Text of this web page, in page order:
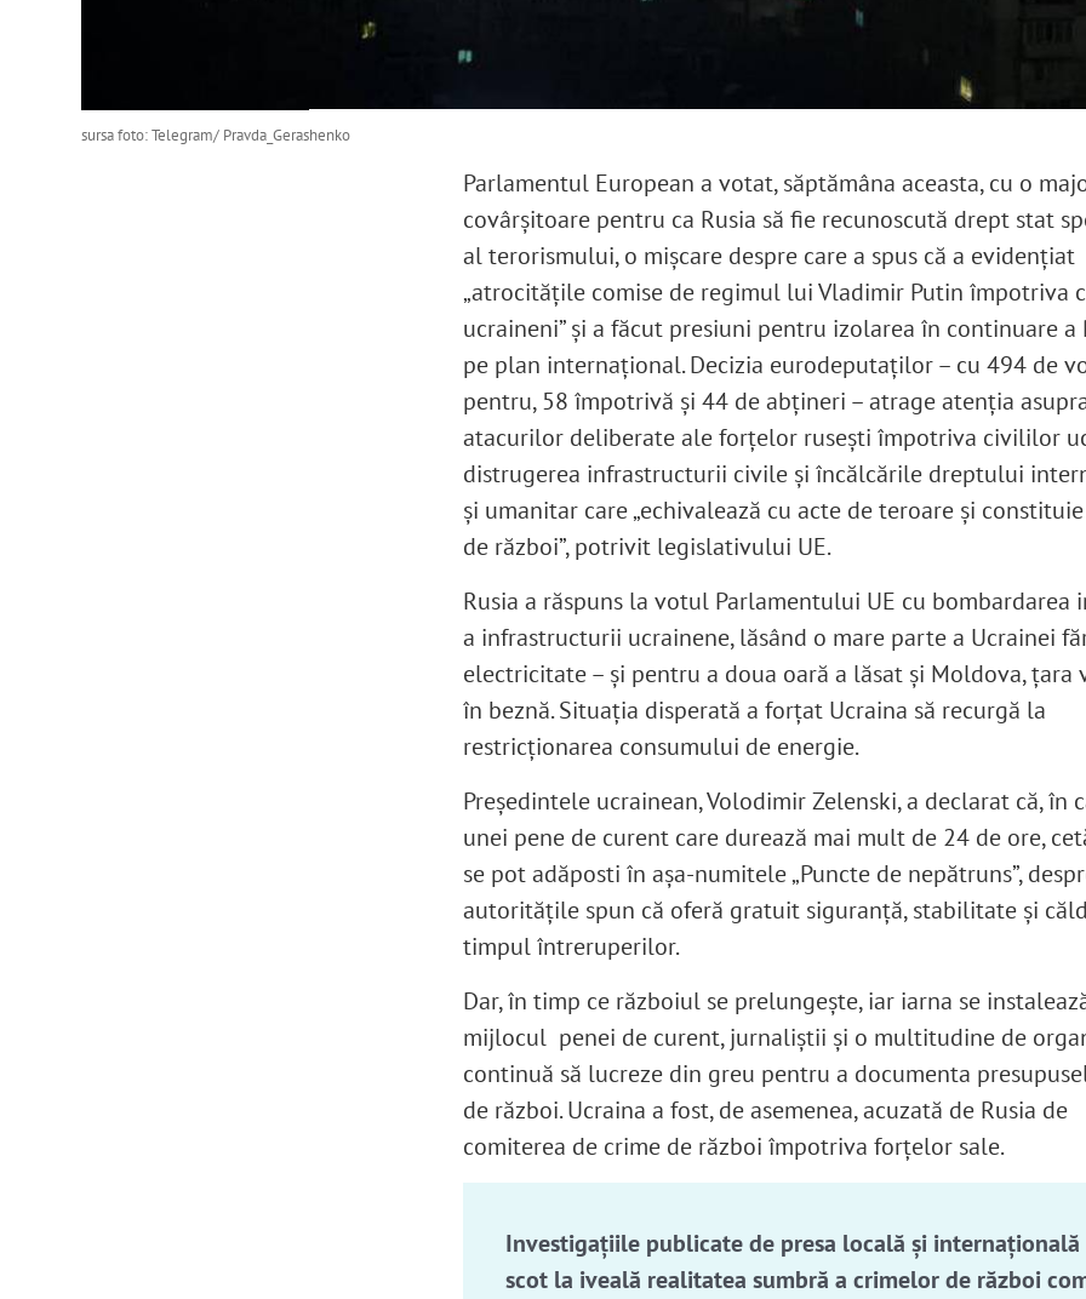
sursa foto: Telegram/ Pravda_Gerashenko
Parlamentul European a votat, săptămâna aceasta, cu o
covârșitoare pentru ca Rusia să fie recunoscută drept stat
al terorismului, o mișcare despre care a spus că a evidențiat
„atrocitățile comise de regimul lui Vladimir Putin împotriva
ucraineni” și a făcut presiuni pentru izolarea în continuare a
pe plan internațional. Decizia eurodeputaților – cu 494 de
pentru, 58 împotrivă și 44 de abțineri – atrage atenția
atacurilor deliberate ale forțelor rusești împotriva civililor
distrugerea infrastructurii civile și încălcările dreptului
și umanitar care „echivalează cu acte de teroare și
de război”, potrivit legislativului UE.
Rusia a răspuns la votul Parlamentului UE cu bombardarea
a infrastructurii ucrainene, lăsând o mare parte a Ucrainei
electricitate – și pentru a doua oară a lăsat și Moldova, țara
în beznă. Situația disperată a forțat Ucraina să recurgă la
restricționarea consumului de energie.
Președintele ucrainean, Volodimir Zelenski, a declarat că, în
unei pene de curent care durează mai mult de 24 de ore,
se pot adăposti în așa-numitele „Puncte de nepătruns”,
autoritățile spun că oferă gratuit siguranță, stabilitate și
timpul întreruperilor.
Dar, în timp ce războiul se prelungește, iar iarna se
mijlocul penei de curent, jurnaliștii și o multitudine de
continuă să lucreze din greu pentru a documenta
de război. Ucraina a fost, de asemenea, acuzată de Rusia de
comiterea de crime de război împotriva forțelor sale.
Investigațiile publicate de presa locală și internațională
scot la iveală realitatea sumbră a crimelor de război